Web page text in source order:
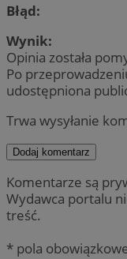
Błąd:
Wynik:
Opinia została
Po
udostępniona
Trwa wysyłanie
Dodaj komentarz
Komentarze są
Wydawca portalu
treść.
* pola